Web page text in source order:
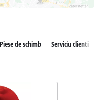
Piese de schimb Serviciu clienti